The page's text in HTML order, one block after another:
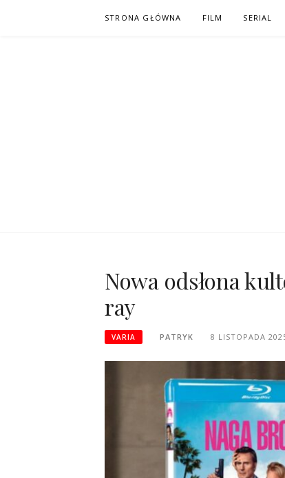
STRONA GŁÓWNA FILM SERIAL
Nowa odsłona
ray
VARIA PATRYK 8 LISTOPADA